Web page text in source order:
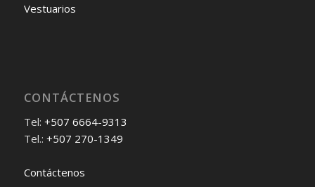
Vestuarios
CONTÁCTENOS
Tel: +507 6664-9313
Tel.: +507 270-1349
Contáctenos